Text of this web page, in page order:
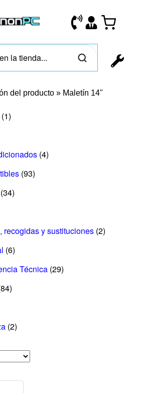
del producto » Maletín 14"
(1)
(4)
(93)
(34)
recogidas y sustituciones (2)
(6)
Técnica (29)
(2)